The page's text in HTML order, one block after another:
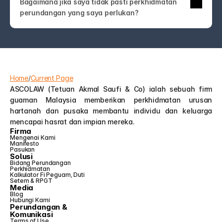
Bagaimana jika saya tidak pasti perkhidmatan
perundangan yang saya perlukan?
undang-undang! Hubungi kami sahaja. Pasukan
ASCOLAW akan membimbing anda ke
Home/Current Page
ASCOLAW (Tetuan Akmal Saufi & Co) ialah sebuah firm
guaman Malaysia memberikan perkhidmatan urusan
hartanah dan pusaka membantu individu dan keluarga
mencapai hasrat dan impian mereka.
Firma
Mengenai Kami
Manifesto
Pasukan
Solusi
Bidang Perundangan
Perkhidmatan
Kalkulator Fi Peguam, Duti
Setem & RPGT
Media
Blog
Hubungi Kami
Perundangan &
Komunikasi